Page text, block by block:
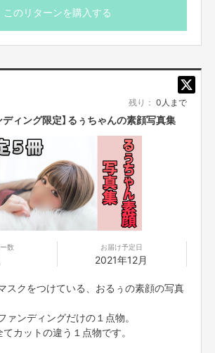
このリターンを購入する
残り： 0人まで
ディング限定】るぅちゃんの素顔写真集
数 お届け予定日
2021年12月
スクをつけている、おるぅの素顔の写真
ァンディングだけの１点物。
カットの違う１点物です。